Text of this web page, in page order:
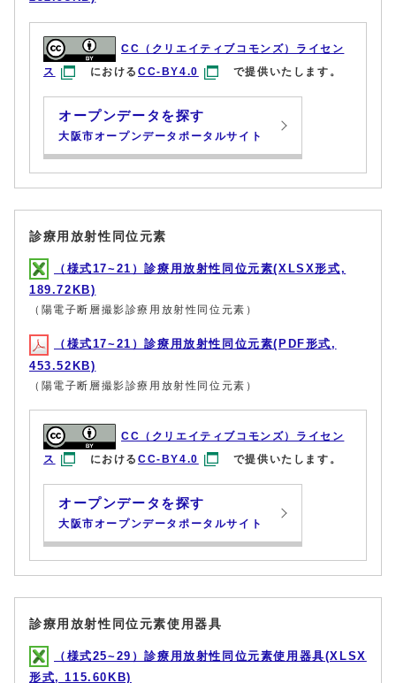
CC（クリエイティブコモンズ）ライセン
ス
におけるCC-BY4.0 で提供いたします。
オープンデータを探す
大阪市オープンデータポータルサイト
診療用放射性同位元素
（様式17~21）診療用放射性同位元素(XLSX形式,
189.72KB)
（陽電子断層撮影診療用放射性同位元素）
（様式17~21）診療用放射性同位元素(PDF形式,
453.52KB)
（陽電子断層撮影診療用放射性同位元素）
CC（クリエイティブコモンズ）ライセン
ス
におけるCC-BY4.0 で提供いたします。
オープンデータを探す
大阪市オープンデータポータルサイト
診療用放射性同位元素使用器具
（様式25~29）診療用放射性同位元素使用器具(XLSX
形式, 115.60KB)